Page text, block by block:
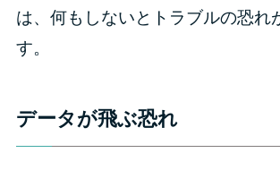
は、何もしないとトラブルの恐れ
す。
データが飛ぶ恐れ